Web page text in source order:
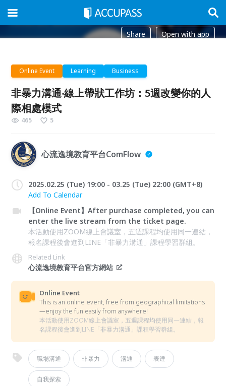
Share Open with app
Online Event Learning Business
非暴力溝通‧線上帶狀工作坊：5週改變你的人
際相處模式
465 5
心流逸境教育平台ComFlow
2025.02.25 (Tue) 19:00 - 03.25 (Tue) 22:00 (GMT+8)
Add To Calendar
【Online Event】After purchase completed, you can
enter the live stream from the ticket page.
本活動使用ZOOM線上會議室，五週課程均使用同一連結，
報名課程後會進到LINE「非暴力溝通」課程學習群組。
Related Link
心流逸境教育平台官方網站
Online Event
This is an online event, free from geographical limitations
—enjoy the fun easily from anywhere!
本活動使用ZOOM線上會議室，五週課程均使用同一連結，報
名課程後會進到LINE「非暴力溝通」課程學習群組。
職場溝通 非暴力 溝通 表達
自我探索